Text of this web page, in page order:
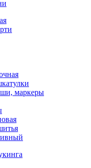
маркеры